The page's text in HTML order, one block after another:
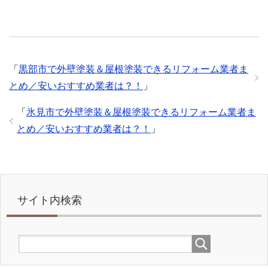
「 黒部市で外壁塗装＆屋根塗装できるリフォーム業者ま
とめ／安いおすすめ業者は？！
」
「 氷見市で外壁塗装＆屋根塗装できるリフォーム業者ま
とめ／安いおすすめ業者は？！
」
サイト内検索